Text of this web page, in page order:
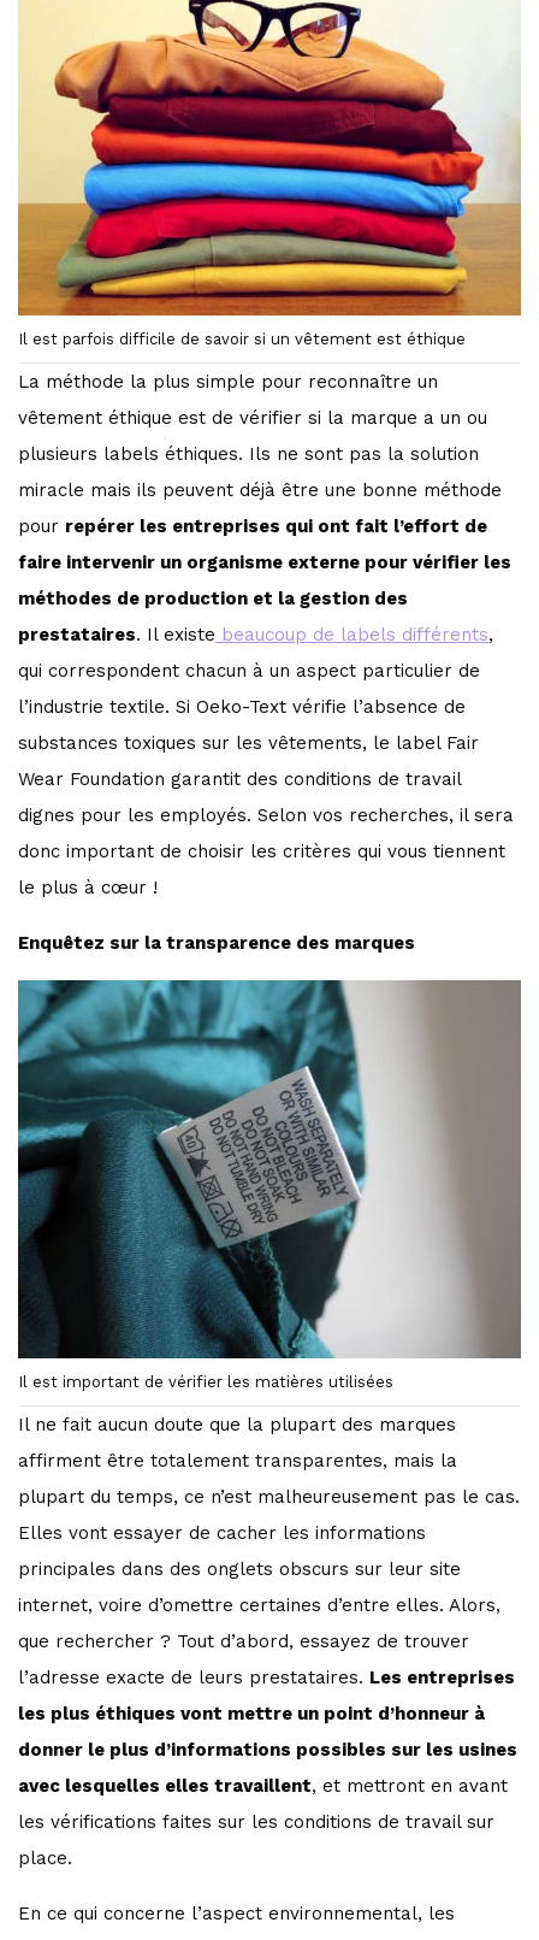
Il est parfois difficile de savoir si un vêtement est éthique
La méthode la plus simple pour reconnaître un
vêtement éthique est de vérifier si la marque a un ou
plusieurs labels éthiques. Ils ne sont pas la solution
miracle mais ils peuvent déjà être une bonne méthode
pour repérer les entreprises qui ont fait l’effort de
faire intervenir un organisme externe pour vérifier les
méthodes de production et la gestion des
prestataires. Il existe beaucoup de labels différents,
qui correspondent chacun à un aspect particulier de
l’industrie textile. Si Oeko-Text vérifie l’absence de
substances toxiques sur les vêtements, le label Fair
Wear Foundation garantit des conditions de travail
dignes pour les employés. Selon vos recherches, il sera
donc important de choisir les critères qui vous tiennent
le plus à cœur !
Enquêtez sur la transparence des marques
Il est important de vérifier les matières utilisées
Il ne fait aucun doute que la plupart des marques
affirment être totalement transparentes, mais la
plupart du temps, ce n’est malheureusement pas le cas.
Elles vont essayer de cacher les informations
principales dans des onglets obscurs sur leur site
internet, voire d’omettre certaines d’entre elles. Alors,
que rechercher ? Tout d’abord, essayez de trouver
l’adresse exacte de leurs prestataires. Les entreprises
les plus éthiques vont mettre un point d’honneur à
donner le plus d’informations possibles sur les usines
avec lesquelles elles travaillent, et mettront en avant
les vérifications faites sur les conditions de travail sur
place.
En ce qui concerne l’aspect environnemental, les